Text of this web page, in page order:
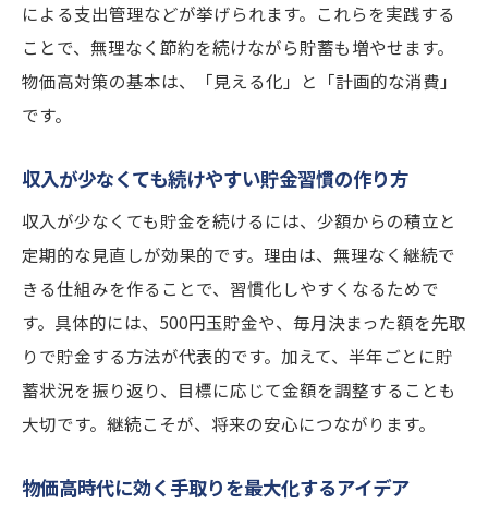
による支出管理などが挙げられます。これらを実践する
ことで、無理なく節約を続けながら貯蓄も増やせます。
物価高対策の基本は、「見える化」と「計画的な消費」
です。
収入が少なくても続けやすい貯金習慣の作り方
収入が少なくても貯金を続けるには、少額からの積立と
定期的な見直しが効果的です。理由は、無理なく継続で
きる仕組みを作ることで、習慣化しやすくなるためで
す。具体的には、500円玉貯金や、毎月決まった額を先取
りで貯金する方法が代表的です。加えて、半年ごとに貯
蓄状況を振り返り、目標に応じて金額を調整することも
大切です。継続こそが、将来の安心につながります。
物価高時代に効く手取りを最大化するアイデア